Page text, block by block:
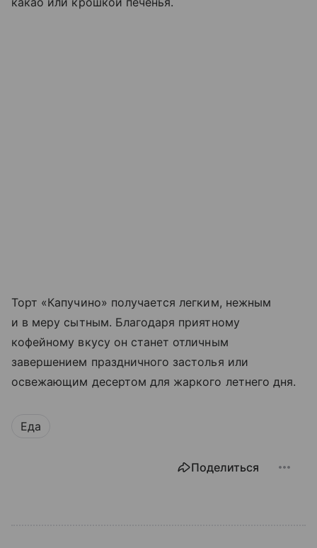
Торт «Капучино» получается легким, нежным
и в меру сытным. Благодаря приятному
кофейному вкусу он станет отличным
завершением праздничного застолья или
освежающим десертом для жаркого летнего дня.
Еда
Поделиться